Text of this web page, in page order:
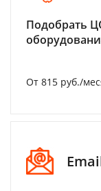
Подобрать
От 815 руб./